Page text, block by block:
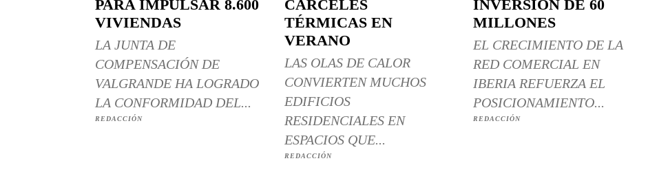
PARA IMPULSAR 8.600
VIVIENDAS
LA JUNTA DE
COMPENSACIÓN DE
VALGRANDE HA LOGRADO
LA CONFORMIDAD DEL...
REDACCIÓN
CÁRCELES
TÉRMICAS EN
VERANO
LAS OLAS DE CALOR
CONVIERTEN MUCHOS
EDIFICIOS
RESIDENCIALES EN
ESPACIOS QUE...
REDACCIÓN
INVERSIÓN DE 60
MILLONES
EL CRECIMIENTO DE LA
RED COMERCIAL EN
IBERIA REFUERZA EL
POSICIONAMIENTO...
REDACCIÓN